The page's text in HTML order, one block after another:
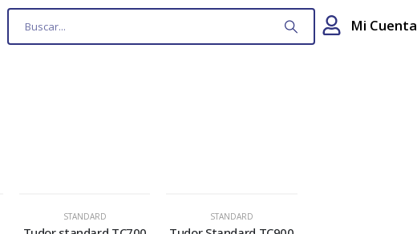
Mi Cuenta
STANDARD STANDARD